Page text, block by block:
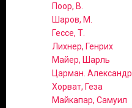
Поор, В.
Шаров, М.
Гессе, Т.
Лихнер, Генрих
Майер, Шарль
Царман. Александр
Хорват, Геза
Майкапар, Самуил